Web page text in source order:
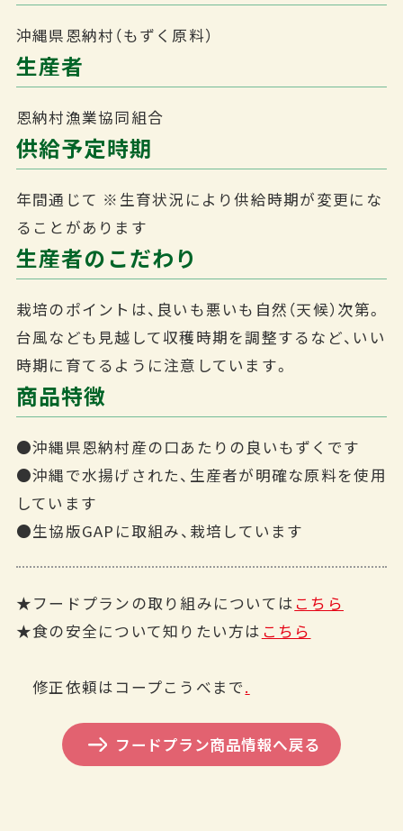
沖縄県恩納村（もずく原料）
生産者
恩納村漁業協同組合
供給予定時期
年間通じて ※生育状況により供給時期が変更にな
ることがあります
生産者のこだわり
栽培のポイントは、良いも悪いも自然（天候）次第。
台風なども見越して収穫時期を調整するなど、いい
時期に育てるように注意しています。
商品特徴
●沖縄県恩納村産の口あたりの良いもずくです
●沖縄で水揚げされた、生産者が明確な原料を使用
しています
●生協版GAPに取組み、栽培しています
★フードプランの取り組みについては こちら
★食の安全について知りたい方は こちら
修正依頼はコープこうべまで.
フードプラン商品情報へ戻る